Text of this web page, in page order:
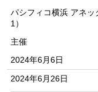
パシフィコ横浜 アネ
1）
主催
2024年6月6日
2024年6月26日